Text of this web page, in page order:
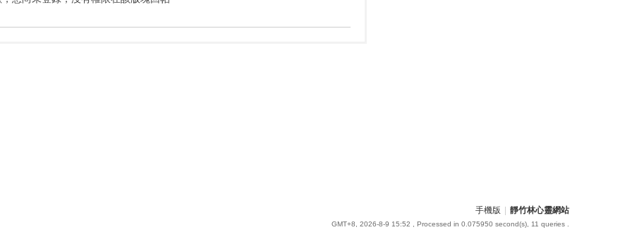
手機版 靜竹林心靈網站
GMT+8, 2026-8-9 15:52 , Processed in 0.075950 second(s), 11 queries .